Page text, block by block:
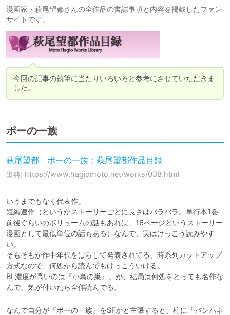
漫画家・萩尾望都さんの全作品の書誌事項と内容を掲載したファン
サイトです。
今回の記事の執筆に当たりいろいろと参考にさせていただきま
した。
ポーの一族
萩尾望都 ポーの一族：萩尾望都作品目録
出典: https://www.hagiomoto.net/works/038.html
いうまでもなく代表作。
短編連作（というかストーリーごとに長さはバラバラ。単行本1巻
前後ぐらいのボリュームの話もあれば、16ページというストーリー
漫画として最低単位の話もある）なんで、実はけっこう読みやす
い。
そもそもが作中年代をばらして発表されてる、時系列カットアップ
方式なので、何処から読んでもけっこういける。
BL濃度が高いのは『小鳥の巣』。が、結局は何処をとっても名作な
んで、気が付いたら全作読んでる。
なんで自分が『ポーの一族』をSFかと主張すると、柱に「バンパネ